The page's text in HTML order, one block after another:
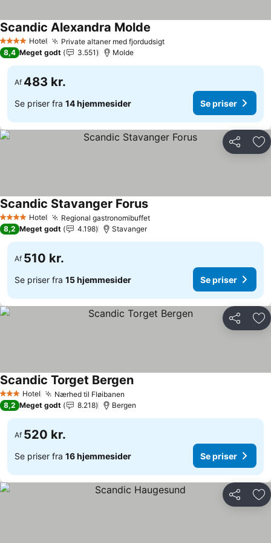
4 StjernerHotel Private altaner med fjordudsigtSe priser
Scandic Alexandra Molde
8,4 Meget godt 3.551 Molde
Af 483 kr.
Se priser fra 14 hjemmesider Se priser
Del
4 StjernerHotel Regional gastronomibuffetSe priser
Scandic Stavanger ForusSe priser
8,2 Meget godt 4.198 Stavanger
Af 510 kr.
Se priser fra 15 hjemmesider Se priser
Del
3 StjernerHotel Nærhed til Fløibanen
Scandic Torget BergenSe priser
8,2 Meget godt 8.218 Bergen
Af 520 kr.
Se priser fra 16 hjemmesider Se priser
Del